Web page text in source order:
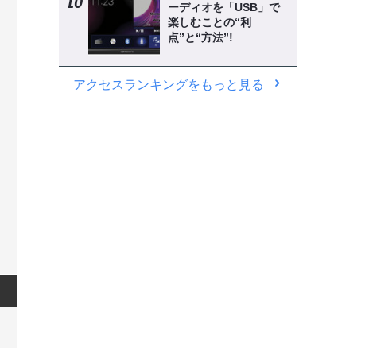
ーディオを「USB」で
楽しむことの“利
点”と“方法”!
アクセスランキングをもっと見る